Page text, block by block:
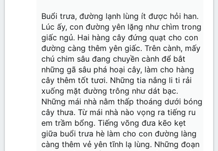
Buổi trưa, đường lạnh lùng ít được hỏi han.
Lúc ấy, con đường yên lặng như chìm trong
giấc ngủ. Hai hàng cây đứng quạt cho con
đường càng thêm yên giấc. Trên cành, mấy
chú chim sâu đang chuyền cành để bắt
những gã sâu phá hoại cây, làm cho hàng
cây thêm tốt tươi. Những tia nắng li ti rải
xuống mặt đường trông như dát bạc.
Những mái nhà nằm thấp thoáng dưới bóng
cây thưa. Từ mái nhà nào vọng ra tiếng ru
em trầm bổng. Tiếng võng đưa kẽo kẹt
giữa buổi trưa hè làm cho con đường làng
càng thêm vẻ yên tĩnh lạ lùng. Những đoạn